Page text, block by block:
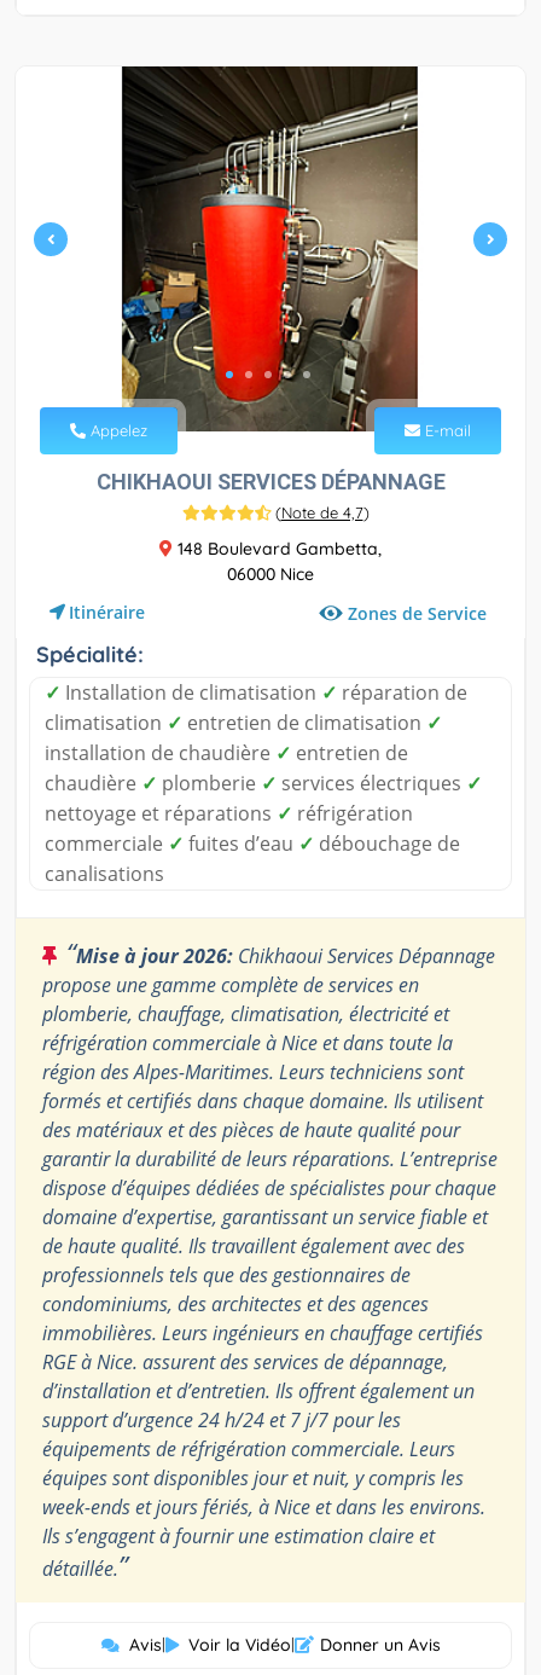
Appelez E-mail
CHIKHAOUI SERVICES DÉPANNAGE
(Note de 4,7)
148 Boulevard Gambetta,
06000 Nice
Itinéraire Zones de Service
Spécialité:
✓ Installation de climatisation ✓ réparation de
climatisation ✓ entretien de climatisation ✓
installation de chaudière ✓ entretien de
chaudière ✓ plomberie ✓ services électriques ✓
nettoyage et réparations ✓ réfrigération
commerciale ✓ fuites d’eau ✓ débouchage de
canalisations
“Mise à jour 2026: Chikhaoui Services Dépannage
propose une gamme complète de services en
plomberie, chauffage, climatisation, électricité et
réfrigération commerciale à Nice et dans toute la
région des Alpes-Maritimes. Leurs techniciens sont
formés et certifiés dans chaque domaine. Ils utilisent
des matériaux et des pièces de haute qualité pour
garantir la durabilité de leurs réparations. L’entreprise
dispose d’équipes dédiées de spécialistes pour chaque
domaine d’expertise, garantissant un service fiable et
de haute qualité. Ils travaillent également avec des
professionnels tels que des gestionnaires de
condominiums, des architectes et des agences
immobilières. Leurs ingénieurs en chauffage certifiés
RGE à Nice. assurent des services de dépannage,
d’installation et d’entretien. Ils offrent également un
support d’urgence 24 h/24 et 7 j/7 pour les
équipements de réfrigération commerciale. Leurs
équipes sont disponibles jour et nuit, y compris les
week-ends et jours fériés, à Nice et dans les environs.
Ils s’engagent à fournir une estimation claire et
détaillée.”
Avis| Voir la Vidéo| Donner un Avis